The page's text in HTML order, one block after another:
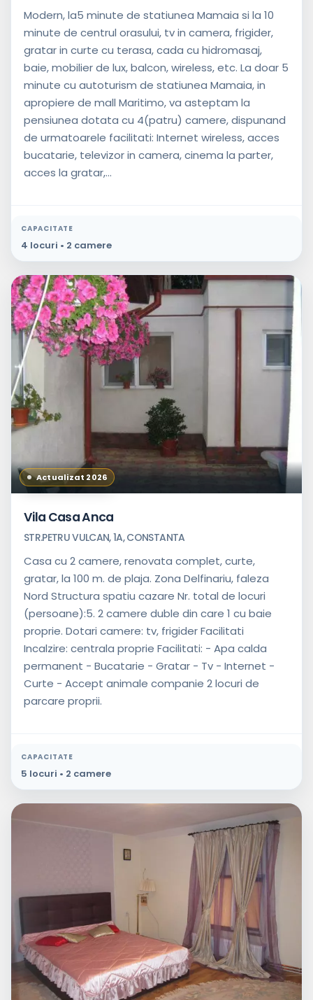
Modern, la5 minute de statiunea Mamaia si la 10
minute de centrul orasului, tv in camera, frigider,
gratar in curte cu terasa, cada cu hidromasaj,
baie, mobilier de lux, balcon, wireless, etc. La doar 5
minute cu autoturism de statiunea Mamaia, in
apropiere de mall Maritimo, va asteptam la
pensiunea dotata cu 4(patru) camere, dispunand
de urmatoarele facilitati: Internet wireless, acces
bucatarie, televizor in camera, cinema la parter,
acces la gratar,...
CAPACITATE
4 locuri • 2 camere
Actualizat 2026
Vila Casa Anca
STR.PETRU VULCAN, 1A, CONSTANTA
Casa cu 2 camere, renovata complet, curte,
gratar, la 100 m. de plaja. Zona Delfinariu, faleza
Nord Structura spatiu cazare Nr. total de locuri
(persoane):5. 2 camere duble din care 1 cu baie
proprie. Dotari camere: tv, frigider Facilitati
Incalzire: centrala proprie Facilitati: - Apa calda
permanent - Bucatarie - Gratar - Tv - Internet -
Curte - Accept animale companie 2 locuri de
parcare proprii.
CAPACITATE
5 locuri • 2 camere